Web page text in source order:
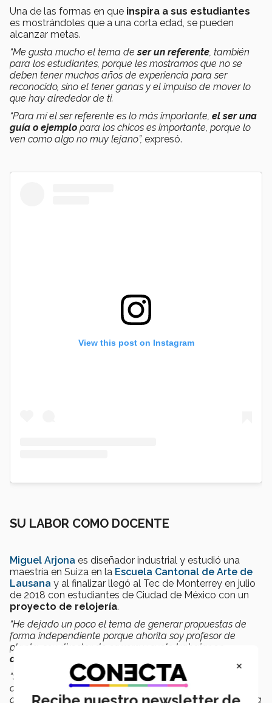
Una de las formas en que inspira a sus estudiantes
es mostrándoles que a una corta edad, se pueden
alcanzar metas.
“Me gusta mucho el tema deser un referente , también
para los estudiantes, porque les mostramos que no se
deben tener muchos años de experiencia para ser
reconocido, sino el tener ganas y el impulso de mover lo
que hay alrededor de ti.
“Para mí el ser referente es lo más importante, el ser una
guía o ejemplo para los chicos es importante, porque lo
ven como algo no muy lejano”, expresó.
View this post on Instagram
SU LABOR COMO DOCENTE
Miguel Arjona es diseñador industrial y estudió una
maestría en Suiza en la Escuela Cantonal de Arte de
Lausana y al finalizar llegó al Tec de Monterrey en julio
de 2018 con estudiantes de Ciudad de México con un
proyecto de relojería.
“He dejado un poco el tema de generar propuestas de
forma independiente porque ahorita soy profesor de
planta, soy director de carrera y suelo trabajar en
colaboración con empresas y marcas
“Siempre mis clases son de proyecto y me gusta que los
chicos experimenten porque el diseño tiene la cualidad
que uno puede dedicarse en el área de desee. Los llevo a
×